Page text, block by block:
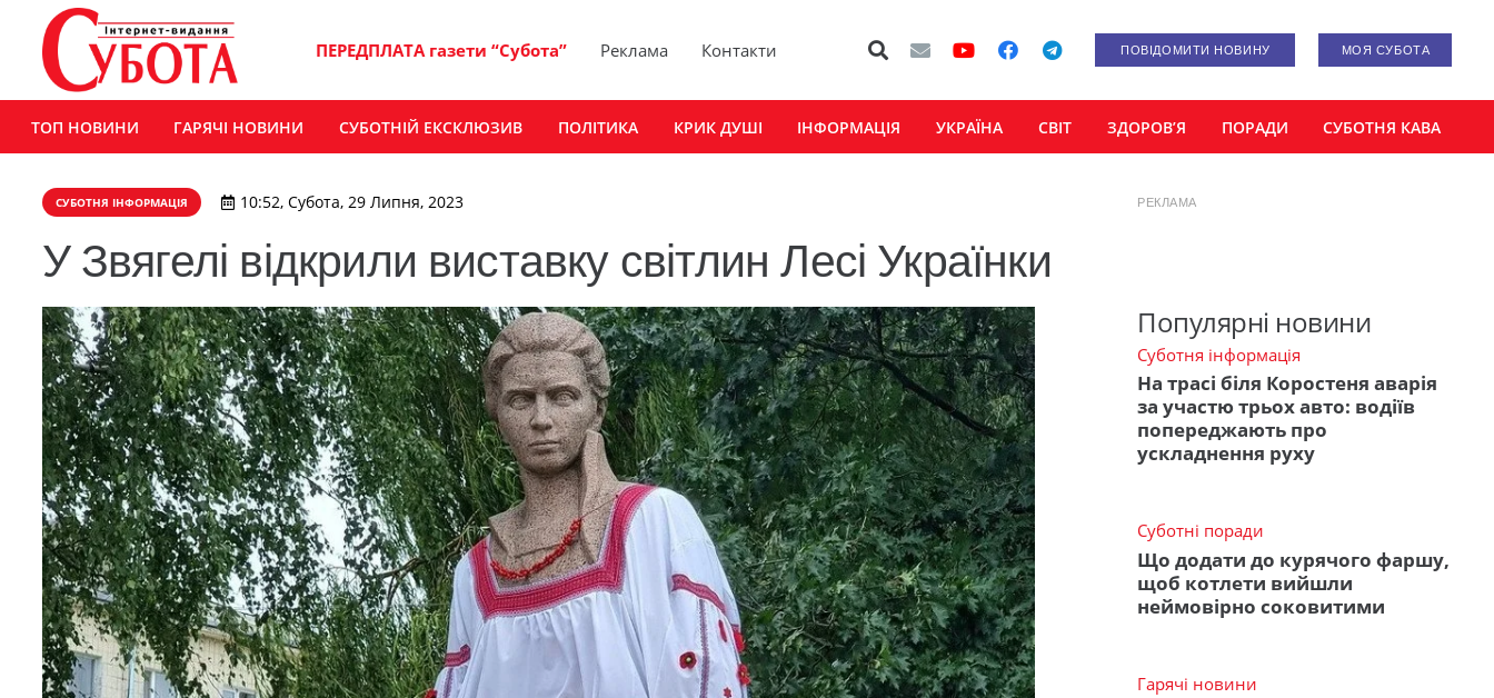
ПЕРЕДПЛАТА газети “Субота” Реклама Контакти ПОВІДОМИТИ НОВИНУ МОЯ СУБОТА
ТОП НОВИНИ ГАРЯЧІ НОВИНИ СУБОТНІЙ ЕКСКЛЮЗИВ ПОЛІТИКА КРИК ДУШІ ІНФОРМАЦІЯ УКРАЇНА СВІТ ЗДОРОВ’Я ПОРАДИ СУБОТНЯ КАВА
СУБОТНЯ ІНФОРМАЦІЯ 10:52, Субота, 29 Липня, 2023
У Звягелі відкрили виставку світлин Лесі Українки
РЕКЛАМА
Популярні новини
Суботня інформація
На трасі біля Коростеня аварія
за участю трьох авто: водіїв
попереджають про
ускладнення руху
Суботні поради
Що додати до курячого фаршу,
щоб котлети вийшли
неймовірно соковитими
Гарячі новини